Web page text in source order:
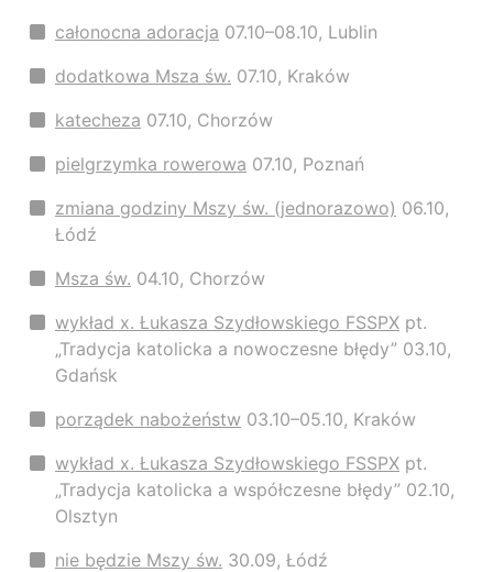
całonocna adoracja 07.10–08.10, Lublin
dodatkowa Msza św. 07.10, Kraków
katecheza 07.10, Chorzów
pielgrzymka rowerowa 07.10, Poznań
zmiana godziny Mszy św. (jednorazowo) 06.10,
Łódź
Msza św. 04.10, Chorzów
wykład x. Łukasza Szydłowskiego FSSPX pt.
„Tradycja katolicka a nowoczesne błędy” 03.10,
Gdańsk
porządek nabożeństw 03.10–05.10, Kraków
wykład x. Łukasza Szydłowskiego FSSPX pt.
„Tradycja katolicka a współczesne błędy” 02.10,
Olsztyn
nie będzie Mszy św. 30.09, Łódź